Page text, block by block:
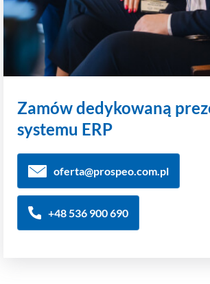
Zamów dedykowaną
systemu ERP
oferta@prospeo.com.pl
+48 536 900 690